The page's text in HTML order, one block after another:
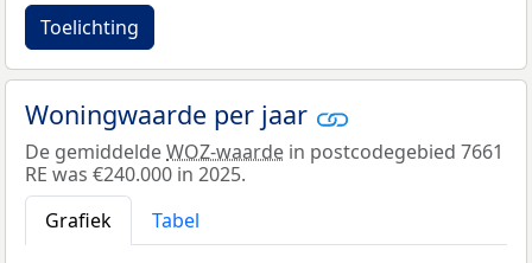
Toelichting
Woningwaarde per jaar
De gemiddeldeWOZ-waarde in postcodegebied 7661
RE was €240.000 in 2025.
Grafiek
Tabel